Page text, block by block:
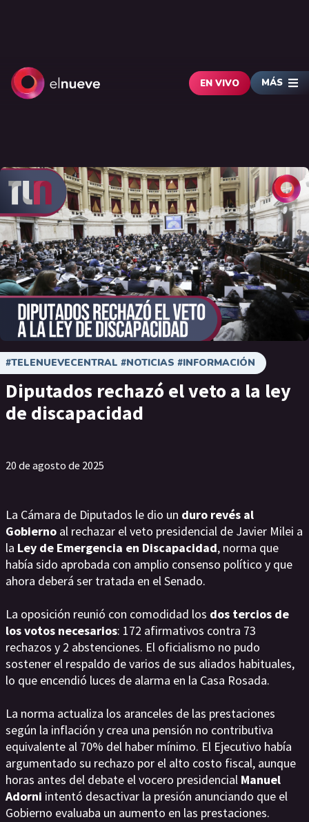
EN VIVO MÁS
#TELENUEVECENTRAL #NOTICIAS #INFORMACIÓN
Diputados rechazó el veto a la ley
de discapacidad
20 de agosto de 2025
La Cámara de Diputados le dio un duro revés al
Gobierno al rechazar el veto presidencial de Javier Milei a
la Ley de Emergencia en Discapacidad, norma que
había sido aprobada con amplio consenso político y que
ahora deberá ser tratada en el Senado.
La oposición reunió con comodidad los dos tercios de
los votos necesarios: 172 afirmativos contra 73
rechazos y 2 abstenciones. El oficialismo no pudo
sostener el respaldo de varios de sus aliados habituales,
lo que encendió luces de alarma en la Casa Rosada.
La norma actualiza los aranceles de las prestaciones
según la inflación y crea una pensión no contributiva
equivalente al 70% del haber mínimo. El Ejecutivo había
argumentado su rechazo por el alto costo fiscal, aunque
horas antes del debate el vocero presidencial Manuel
Adorni intentó desactivar la presión anunciando que el
Gobierno evaluaba un aumento en las prestaciones.